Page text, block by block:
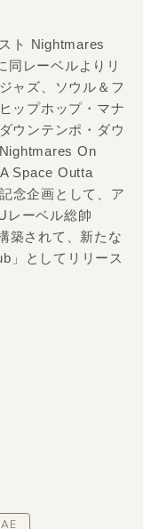
ト Nightmares
レーベルよりリ
ャズ、ソウル＆フ
ップホップ・マナ
ウンテンポ・ダウ
On
Space Outta
念企画として、ア
レーベル総帥
築されて、新たな
」としてリリース